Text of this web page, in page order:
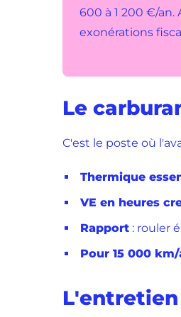
600 à 1 200 €/
exonérations
Le
C'est le poste où
Thermique
VE en heures
Rapport : rouler
Pour 15 000